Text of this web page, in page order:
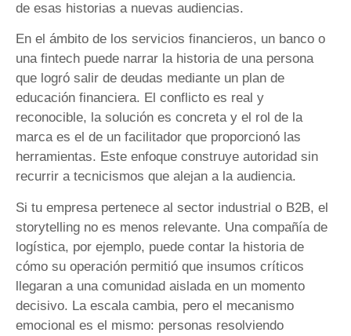
de esas historias a nuevas audiencias.
En el ámbito de los servicios financieros, un banco o
una fintech puede narrar la historia de una persona
que logró salir de deudas mediante un plan de
educación financiera. El conflicto es real y
reconocible, la solución es concreta y el rol de la
marca es el de un facilitador que proporcionó las
herramientas. Este enfoque construye autoridad sin
recurrir a tecnicismos que alejan a la audiencia.
Si tu empresa pertenece al sector industrial o B2B, el
storytelling no es menos relevante. Una compañía de
logística, por ejemplo, puede contar la historia de
cómo su operación permitió que insumos críticos
llegaran a una comunidad aislada en un momento
decisivo. La escala cambia, pero el mecanismo
emocional es el mismo: personas resolviendo